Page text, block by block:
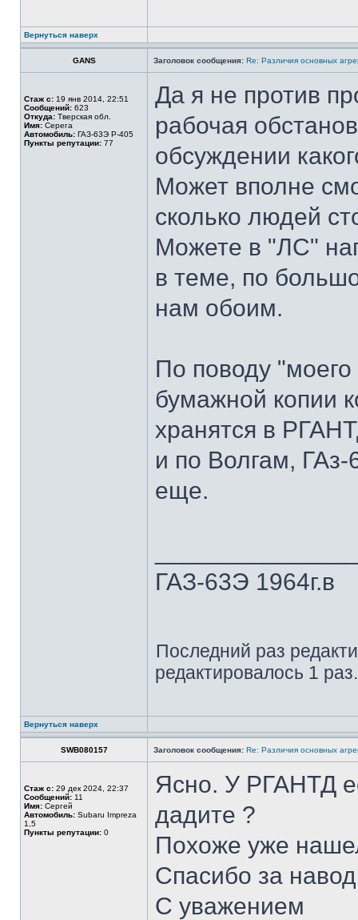
Вернуться наверх
GANS Заголовок сообщения: Re: Различия основных
Стаж с: 19 янв 2014, 22:51
Сообщений: 623
Откуда: Тверская обл.
Имя: Серега
Автомобиль: ГАЗ-63Э Р-405
Пункты репутации: 77
Да я не против
рабочая
обсуждении
Может вполне
сколько людей
Можете в "ЛС"
в теме, по
нам обоим.
По поводу
бумажной копии
хранятся в
и по Волгам,
еще.
ГАЗ-63Э 1964г.в
Последний раз
редактировалось 1 раз.
Вернуться наверх
SWB080157 Заголовок сообщения: Re: Различия основных
Стаж с: 29 дек 2024, 22:37
Сообщений: 11
Имя: Сергей
Автомобиль: Subaru Impreza
1,5
Пункты репутации: 0
Ясно. У РГАНТД
дадите ?
Похоже уже
Спасибо за
С уважением